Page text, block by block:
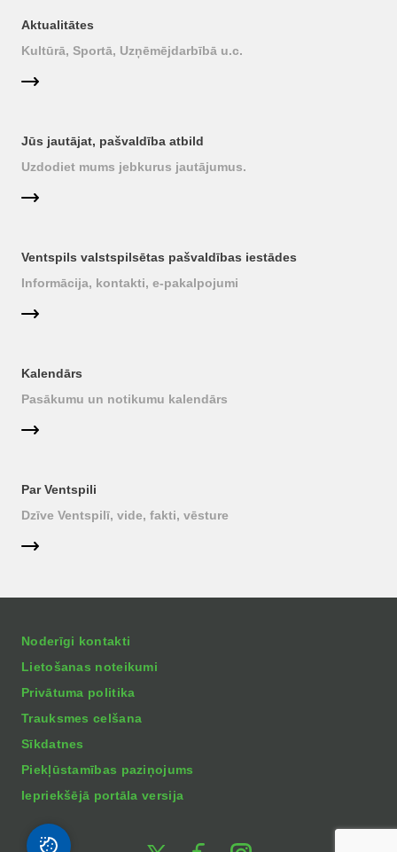
Aktualitātes
Kultūrā, Sportā, Uzņēmējdarbībā u.c.
Jūs jautājat, pašvaldība atbild
Uzdodiet mums jebkurus jautājumus.
Ventspils valstspilsētas pašvaldības iestādes
Informācija, kontakti, e-pakalpojumi
Kalendārs
Pasākumu un notikumu kalendārs
Par Ventspili
Dzīve Ventspilī, vide, fakti, vēsture
Noderīgi kontakti
Lietošanas noteikumi
Privātuma politika
Trauksmes celšana
Sīkdatnes
Piekļūstamības paziņojums
Iepriekšējā portāla versija